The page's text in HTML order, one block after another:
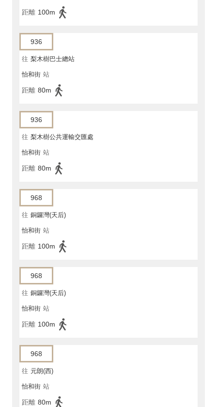
距離 100m
936
往 梨木樹巴士總站
怡和街 站
距離 80m
936
往 梨木樹公共運輸交匯處
怡和街 站
距離 80m
968
往 銅鑼灣(天后)
怡和街 站
距離 100m
968
往 銅鑼灣(天后)
怡和街 站
距離 100m
968
往 元朗(西)
怡和街 站
距離 80m